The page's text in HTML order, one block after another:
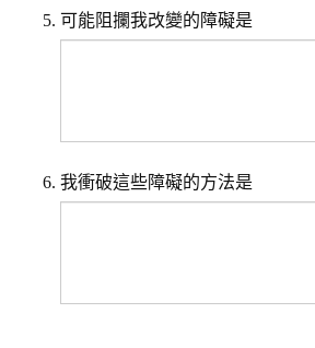
可能阻攔我改變的障礙是
我衝破這些障礙的方法是